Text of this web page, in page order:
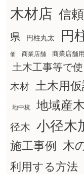
木材店 信
県
円柱丸太 円
価 商業店舗 商業店舗
土木工事等で
木材
土木用
地中杭 地域産
径木 小径木
施工事例
木
利用する方法